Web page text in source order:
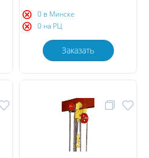
0 в Минске
0 на РЦ
Заказать